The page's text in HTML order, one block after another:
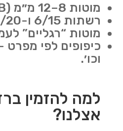
מוטות 8–12 מ״מ (B500B)
רשתות 6/15 ו-8/20
מוטות “רגליים”
וכו׳.
למה להזמין
אצלנו?